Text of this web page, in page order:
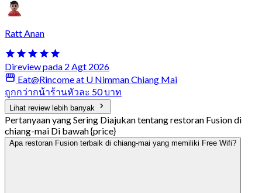
Ratt Anan
Direview pada 2 Agt 2026
Eat@Rincome at U Nimman Chiang Mai
ถูกกว่ากน้าร้านหัวละ 50 บาท
Lihat review lebih banyak
Pertanyaan yang Sering Diajukan tentang restoran Fusion di
chiang-mai Di bawah {price}
Apa restoran Fusion terbaik di chiang-mai yang memiliki Free Wifi?